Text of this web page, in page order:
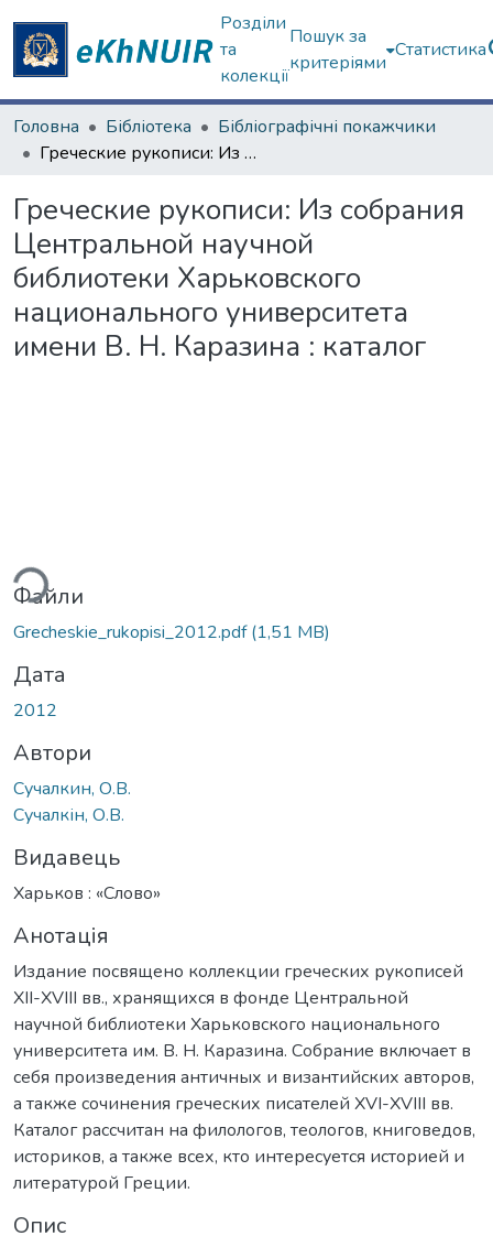
Розділи
та
колекції
Пошук за
критеріями
Статистика
Головна Бібліотека
Бібліографічні покажчики
Греческие рукописи: Из собрания Центральной научной библиотеки Харьковского национального университета имени В. Н. Каразина : каталог
Греческие рукописи: Из собрания
Центральной научной
библиотеки Харьковского
национального университета
имени В. Н. Каразина : каталог
Файли
Grecheskie_rukopisi_2012.pdf(1,51 MB)
Дата
2012
Автори
Сучалкин, О.В.
Сучалкін, О.В.
Видавець
Харьков : «Слово»
Анотація
Издание посвящено коллекции греческих рукописей
XII-XVIII вв., хранящихся в фонде Центральной
научной библиотеки Харьковского национального
университета им. В. Н. Каразина. Собрание включает в
себя произведения античных и византийских авторов,
а также сочинения греческих писателей XVI-XVIII вв.
Каталог рассчитан на филологов, теологов, книговедов,
историков, а также всех, кто интересуется историей и
литературой Греции.
Опис